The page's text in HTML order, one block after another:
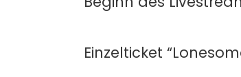
Einzelticket